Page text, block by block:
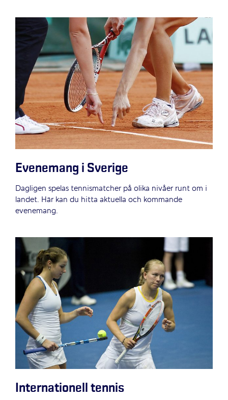
Evenemang i Sverige
Dagligen spelas tennismatcher på olika nivåer runt om i
landet. Här kan du hitta aktuella och kommande
evenemang.
Internationell tennis